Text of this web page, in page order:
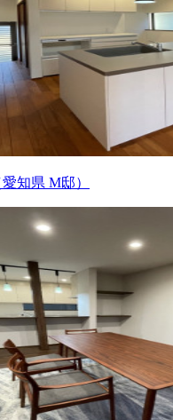
知県 M邸）